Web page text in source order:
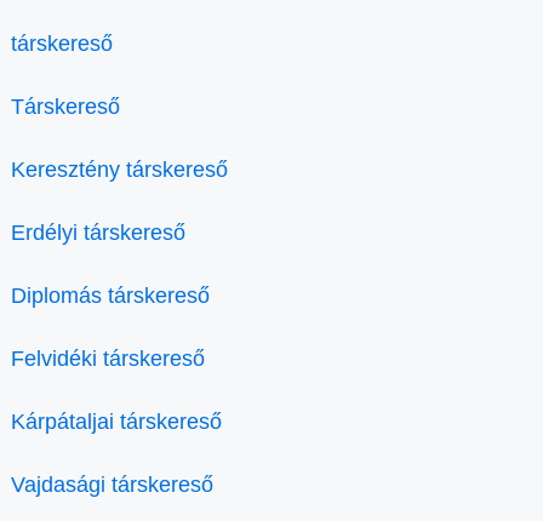
társkereső
Társkereső
Keresztény társkereső
Erdélyi társkereső
Diplomás társkereső
Felvidéki társkereső
Kárpátaljai társkereső
Vajdasági társkereső